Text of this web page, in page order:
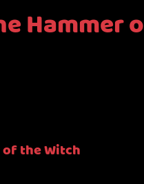
Hammer
of the Witch